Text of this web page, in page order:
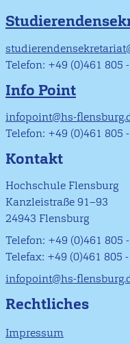
Telefon: +49 (0)461 805
Info Point
infopoint@hs-
Telefon: +49 (0)461 805
Kontakt
Hochschule Flensburg
Kanzleistraße 91–93
24943 Flensburg
Telefon: +49 (0)461 805
Telefax: +49 (0)461 805
infopoint@hs-
Rechtliches
Impressum